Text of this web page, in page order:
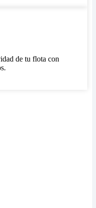
de tu flota con